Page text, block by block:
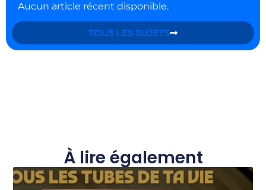
Aucun article récent disponible.
TOUS LES SUJETS
À lire également